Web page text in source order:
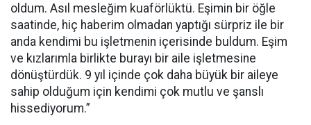
oldum. Asıl mesleğim kuaförlüktü. Eşimin bir öğle
saatinde, hiç haberim olmadan yaptığı sürpriz ile bir
anda kendimi bu işletmenin içerisinde buldum. Eşim
ve kızlarımla birlikte burayı bir aile işletmesine
dönüştürdük. 9 yıl içinde çok daha büyük bir aileye
sahip olduğum için kendimi çok mutlu ve şanslı
hissediyorum.”